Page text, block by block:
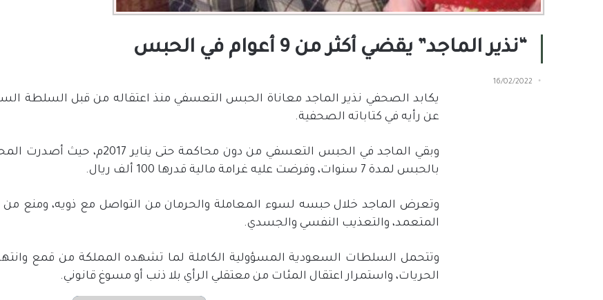
“نذير الماجد” يقضي أكثر من 9 أعوام في الحبس
16/02/2022
عن رأيه في كتاباته الصحفية.
وبقي الماجد في الحبس التعسفي من دون
بالحبس لمدة 7 سنوات، وفرضت عليه غرامة مالية قدرها 100 ألف ريال.
وتعرض الماجد خلال حبسه لسوء المعاملة والحرمان من التواصل مع ذويه، ومنع من
المتعمد، والتعذيب النفسي والجسدي.
وتتحمل السلطات السعودية المسؤولية الكاملة لما تشهده المملكة من قمع
الحريات، واستمرار اعتقال المئات من معتقلي الرأي بلا ذنب أو مسوغ قانوني.